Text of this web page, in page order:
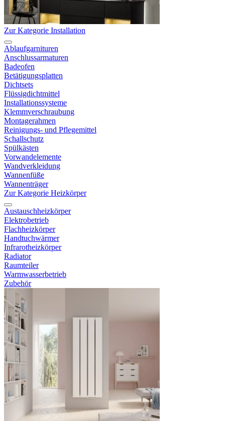
Zur Kategorie Installation
Ablaufgarnituren
Anschlussarmaturen
Badeofen
Betätigungsplatten
Dichtsets
Flüssigdichtmittel
Installationssysteme
Klemmverschraubung
Montagerahmen
Reinigungs- und Pflegemittel
Schallschutz
Spülkästen
Vorwandelemente
Wandverkleidung
Wannenfüße
Wannenträger
Zur Kategorie Heizkörper
Austauschheizkörper
Elektrobetrieb
Flachheizkörper
Handtuchwärmer
Infrarotheizkörper
Radiator
Raumteiler
Warmwasserbetrieb
Zubehör